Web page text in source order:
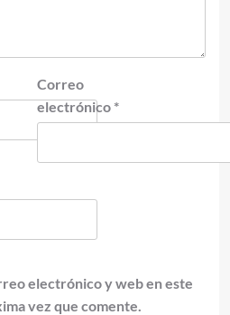
Correo
electrónico *
electrónico y web en este
vez que comente.